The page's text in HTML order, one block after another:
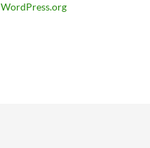
WordPress.org